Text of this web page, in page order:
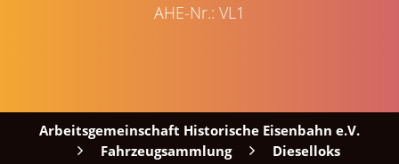
AHE-Nr.: VL1
Arbeitsgemeinschaft Historische Eisenbahn e.V.
Fahrzeugsammlung
Dieselloks